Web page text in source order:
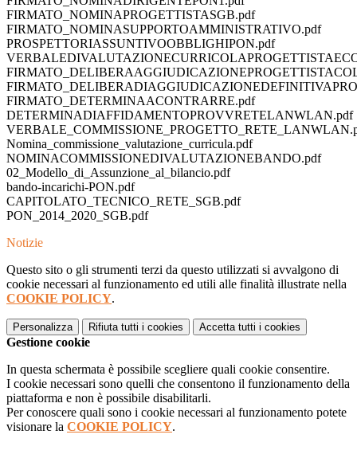
FIRMATO_NOMINAPROGETTISTASGB.pdf
FIRMATO_NOMINASUPPORTOAMMINISTRATIVO.pdf
PROSPETTORIASSUNTIVOOBBLIGHIPON.pdf
FIRMATO_DETERMINAACONTRARRE.pdf
DETERMINADIAFFIDAMENTOPROVVRETELANWLAN.pdf
Nomina_commissione_valutazione_curricula.pdf
NOMINACOMMISSIONEDIVALUTAZIONEBANDO.pdf
02_Modello_di_Assunzione_al_bilancio.pdf
bando-incarichi-PON.pdf
CAPITOLATO_TECNICO_RETE_SGB.pdf
PON_2014_2020_SGB.pdf
Notizie
Questo sito o gli strumenti terzi da questo utilizzati si avvalgono di
cookie necessari al funzionamento ed utili alle finalità illustrate nella
COOKIE POLICY.
Personalizza Rifiuta tutti i cookies Accetta tutti i cookies
Gestione cookie
In questa schermata è possibile scegliere quali cookie consentire.
I cookie necessari sono quelli che consentono il funzionamento della
piattaforma e non è possibile disabilitarli.
Per conoscere quali sono i cookie necessari al funzionamento potete
visionare la COOKIE POLICY.